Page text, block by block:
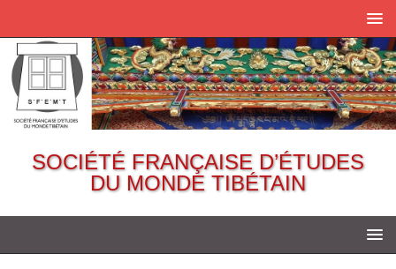
SOCIÉTÉ FRANÇAISE D’ÉTUDES
DU MONDE TIBÉTAIN